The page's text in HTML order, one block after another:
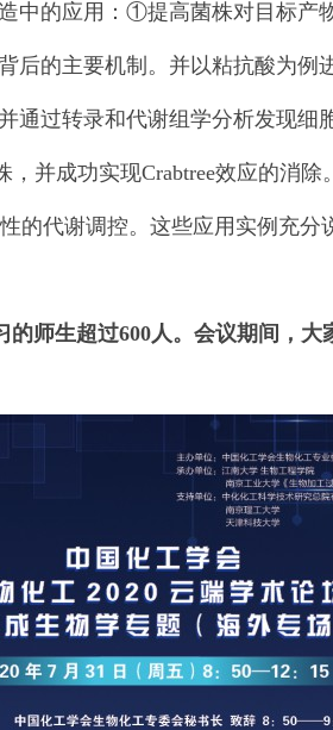
中的应用：①提高菌株对目标
后的主要机制。并以粘抗酸为例
过转录和代谢组学分析发现细
并成功实现Crabtree效应的消
的代谢调控。这些应用实例充分
师生超过600人。会议期间，